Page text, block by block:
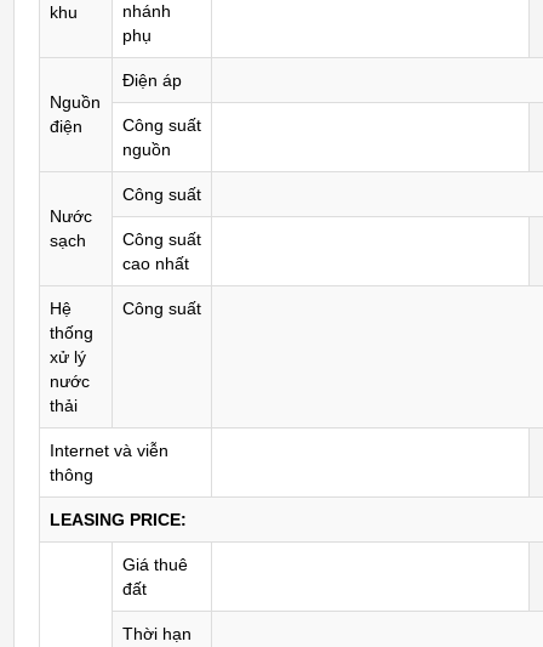
khu
nhánh
phụ
Nguồn
điện
Điện áp
Công suất
nguồn
Nước
sạch
Công suất
Công suất
cao nhất
Hệ
thống
xử lý
nước
thải
Công suất
Internet và viễn
thông
LEASING PRICE:
Giá thuê
đất
Thời hạn